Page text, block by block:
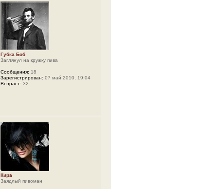
Губка Боб
Заглянул на кружку пива
Сообщения: 18
Зарегистрирован: 07 май 2010, 19:04
Возраст: 32
Кира
Заядлый пивоман